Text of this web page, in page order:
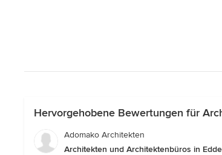
Hervorgehobene Bewertungen für
Adomako Architekten
Architekten und Architektenbüros in